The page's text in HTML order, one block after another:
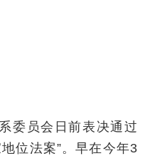
委员会日前表决通过
位法案”。早在今年3